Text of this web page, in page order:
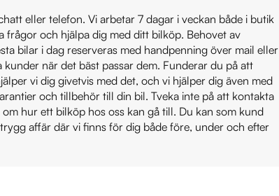
eller telefon. Vi arbetar 7 dagar i veckan både i butik
frågor och hjälpa dig med ditt bilköp. Behovet av
bilar i dag reserveras med handpenning över mail eller
när det bäst passar dem. Funderar du på att
vi dig givetvis med det, och vi hjälper dig även med
och tillbehör till din bil. Tveka inte på att kontakta
hur ett bilköp hos oss kan gå till. Du kan som kund
affär där vi finns för dig både före, under och efter